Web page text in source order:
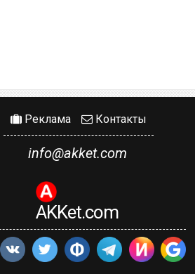
Реклама Контакты
info@akket.com
AKKet.com